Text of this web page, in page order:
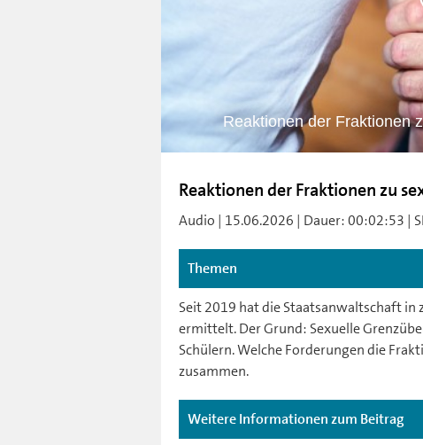
Reaktionen der Fraktionen
Reaktionen der Fraktionen zu
Audio | 15.06.2026 | Dauer: 00:02:53 |
Themen
Seit 2019 hat die Staatsanwaltschaft in
ermittelt. Der Grund: Sexuelle
Schülern. Welche Forderungen die
zusammen.
Weitere Informationen zum Beitrag